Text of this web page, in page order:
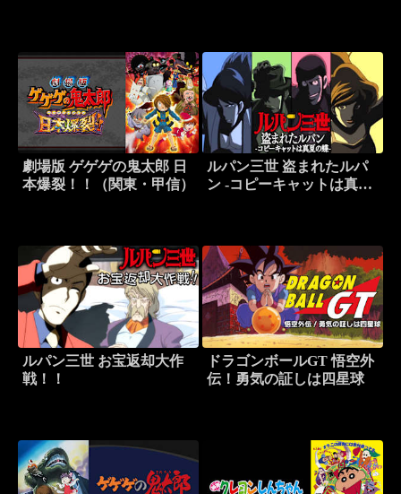
劇場版 ゲゲゲの鬼太郎 日
本爆裂！！（関東・甲信）
ルパン三世 盗まれたルパ
ン -コピーキャットは真夏
ルパン三世 お宝返却大作
戦！！
ドラゴンボールGT 悟空外
伝！勇気の証しは四星球